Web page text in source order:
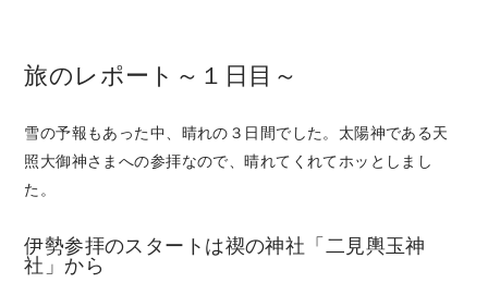
旅のレポート～１日目～
雪の予報もあった中、晴れの３日間でした。太陽神である天
照大御神さまへの参拝なので、晴れてくれてホッとしまし
た。
伊勢参拝のスタートは禊の神社「二見輿玉神
社」から